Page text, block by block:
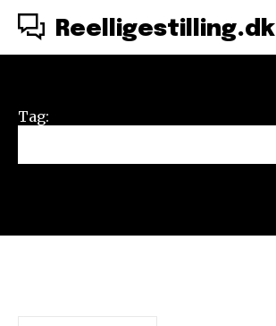
Reelligestilling.dk
Tag: